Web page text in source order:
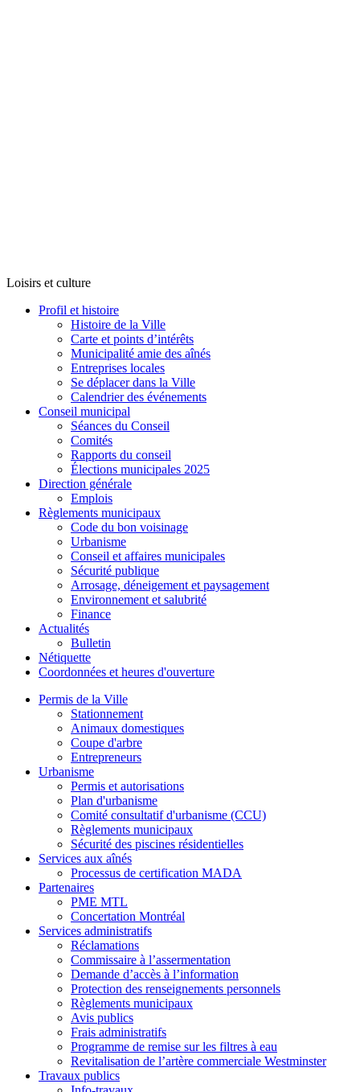
Loisirs et culture
Profil et histoire
Histoire de la Ville
Carte et points d’intérêts
Municipalité amie des aînés
Entreprises locales
Se déplacer dans la Ville
Calendrier des événements
Conseil municipal
Séances du Conseil
Comités
Rapports du conseil
Élections municipales 2025
Direction générale
Emplois
Règlements municipaux
Code du bon voisinage
Urbanisme
Conseil et affaires municipales
Sécurité publique
Arrosage, déneigement et paysagement
Environnement et salubrité
Finance
Actualités
Bulletin
Nétiquette
Coordonnées et heures d'ouverture
Permis de la Ville
Stationnement
Animaux domestiques
Coupe d'arbre
Entrepreneurs
Urbanisme
Permis et autorisations
Plan d'urbanisme
Comité consultatif d'urbanisme (CCU)
Règlements municipaux
Sécurité des piscines résidentielles
Services aux aînés
Processus de certification MADA
Partenaires
PME MTL
Concertation Montréal
Services administratifs
Réclamations
Commissaire à l’assermentation
Demande d’accès à l’information
Protection des renseignements personnels
Règlements municipaux
Avis publics
Frais administratifs
Programme de remise sur les filtres à eau
Revitalisation de l’artère commerciale Westminster
Travaux publics